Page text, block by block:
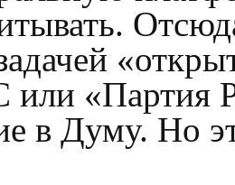
«Партия
в Думу. Но